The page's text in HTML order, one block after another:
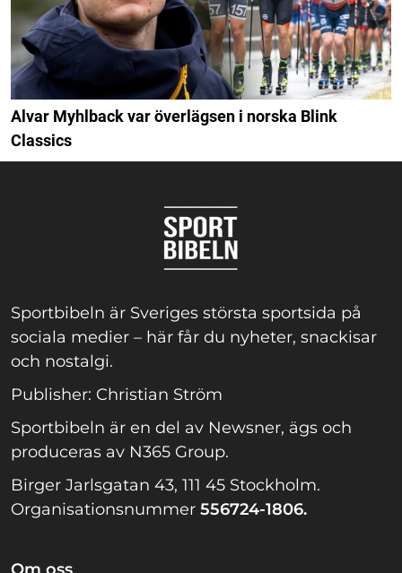
Alvar Myhlback var överlägsen i norska Blink
Classics
Sportbibeln är Sveriges största sportsida på
sociala medier – här får du nyheter, snackisar
och nostalgi.
Publisher: Christian Ström
Sportbibeln är en del av Newsner, ägs och
produceras av N365 Group.
Birger Jarlsgatan 43, 111 45 Stockholm.
Organisationsnummer 556724-1806.